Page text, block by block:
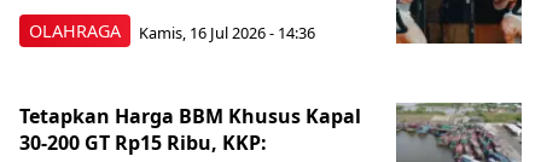
OLAHRAGA Kamis, 16 Jul 2026 - 14:36
Tetapkan Harga BBM Khusus Kapal
30-200 GT Rp15 Ribu, KKP: